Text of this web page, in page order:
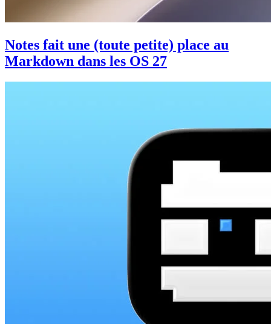
Notes fait une (toute petite) place au
Markdown dans les OS 27